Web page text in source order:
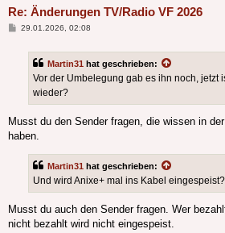
Re: Änderungen TV/Radio VF 2026
Beitrag
29.01.2026, 02:08
Martin31 hat geschrieben:
Vor der Umbelegung gab es ihn noch, jetzt
wieder?
Musst du den Sender fragen, die wissen in
haben.
Martin31 hat geschrieben:
Und wird Anixe+ mal ins Kabel eingespeist?
Musst du auch den Sender fragen. Wer
nicht bezahlt wird nicht eingespeist.